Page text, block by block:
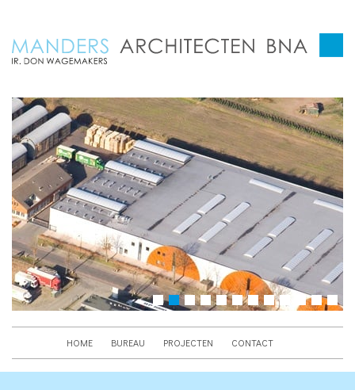
HOME BUREAU PROJECTEN CONTACT